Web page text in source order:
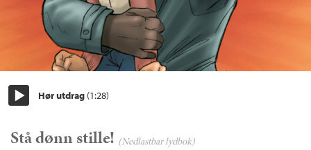
Hør utdrag (1:28)
Stå dønn stille! (Nedlastbar lydbok)